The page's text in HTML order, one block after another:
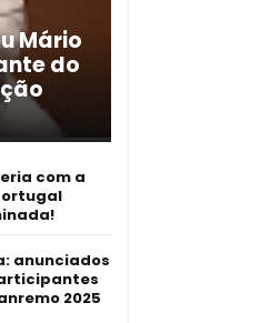
Mário
do
com a
anunciados
2025